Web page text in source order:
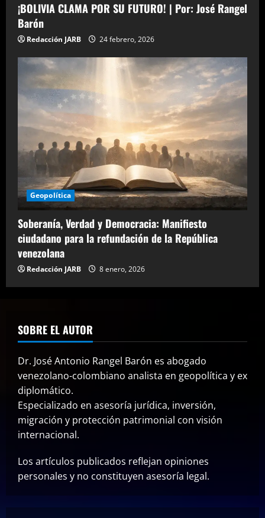
¡BOLIVIA CLAMA POR SU FUTURO! | Por: José Rangel
Barón
Redacción JARB 24 febrero, 2026
Geopolítica
Soberanía, Verdad y Democracia: Manifiesto
ciudadano para la refundación de la República
venezolana
Redacción JARB 8 enero, 2026
SOBRE EL AUTOR
Dr. José Antonio Rangel Barón es abogado
venezolano-colombiano analista en geopolítica y ex
diplomático.
Especializado en asesoría jurídica, inversión,
migración y protección patrimonial con visión
internacional.
Los artículos publicados reflejan opiniones
personales y no constituyen asesoría legal.